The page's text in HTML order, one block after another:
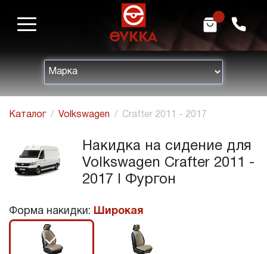
h m
Каталог Volkswagen Crafter 2011 - 2017
Накидка на сидение для
Volkswagen Crafter 2011 -
2017 I Фургон
Форма накидки: Широкая
r